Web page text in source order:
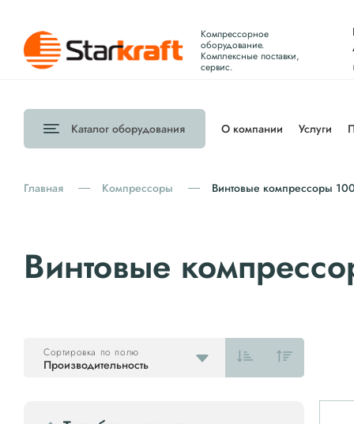
Компрессорное
оборудование.
Комплексные поставки,
сервис.
Каталог оборудования О компании Услуги
Главная Компрессоры Винтовые компрессоры
Винтовые
Производительность
Сортировка по полю